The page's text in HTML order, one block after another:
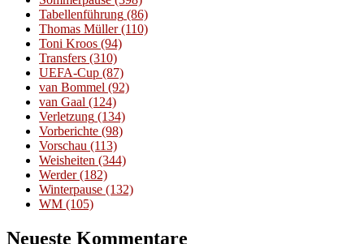
Tabellenführung (86)
Thomas Müller(110)
Toni Kroos (94)
Transfers (310)
UEFA-Cup (87)
van Bommel (92)
van Gaal (124)
Verletzung (134)
Vorberichte (98)
Vorschau (113)
Weisheiten (344)
Werder(182)
Winterpause (132)
WM (105)
Neueste Kommentare